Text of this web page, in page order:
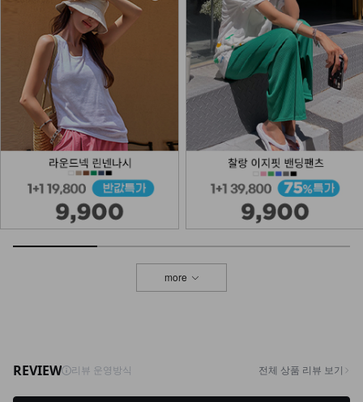
KOA-T-25/삼각 끈나시
11,900
NKA-T-1/베이직 어깨끈 나시
8,900 6,900
NK32-T-94/베이직기본Y나시
8,900 6,900
NKA-T-7/기본이너 끈나시
25%
more